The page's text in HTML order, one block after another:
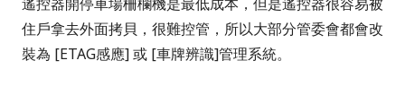
住戶拿去外面拷貝，很難控管，所以大部分管委會都會改
裝為 [ETAG感應] 或 [車牌辨識]管理系統。